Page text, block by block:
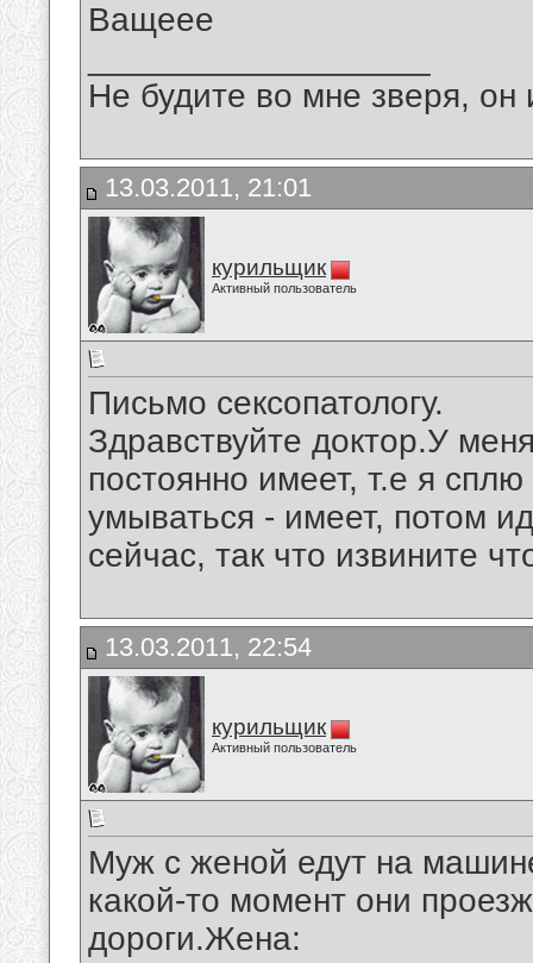
Ващеее
Не будите во мне зверя, он
13.03.2011, 21:01
курильщик
Активный пользователь
Письмо сексопатологу.
Здравствуйте доктор.У
постоянно имеет, т.е я
умываться - имеет, потом
сейчас, так что извините
13.03.2011, 22:54
курильщик
Активный пользователь
Муж с женой едут на
какой-то момент они
дороги.Жена: